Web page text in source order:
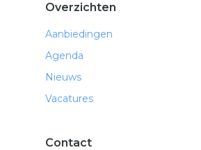
Overzichten
Aanbiedingen
Agenda
Nieuws
Vacatures
Contact